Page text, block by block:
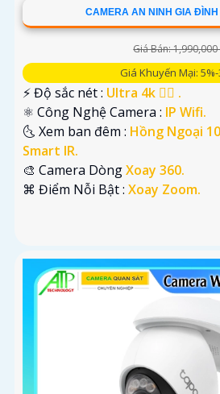
CAMERA AN NINH GIA ĐÌNH
Giá Bán: 1,990,000
Giá Khuyến Mại: 5%-
️⚡ Độ sắc nét : Ultra 4k 👍🏾 .
⚛️ Công Nghệ Camera : IP Wifi.
🌜 Xem ban đêm : Hồng Ngoại
Smart IR.
🎨 Camera DòngXoay 360.
️⌘ Điểm Nỗi Bật : Xoay Zoom.